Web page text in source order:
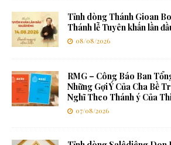
Tỉnh dòng Thánh Gioan
Thánh lễ Tuyên khấn lần
08/08/2026
RMG – Công Báo Ban
Những Gợi Ý Của Cha Bề
Nghĩ Theo Thánh ý Của
07/08/2026